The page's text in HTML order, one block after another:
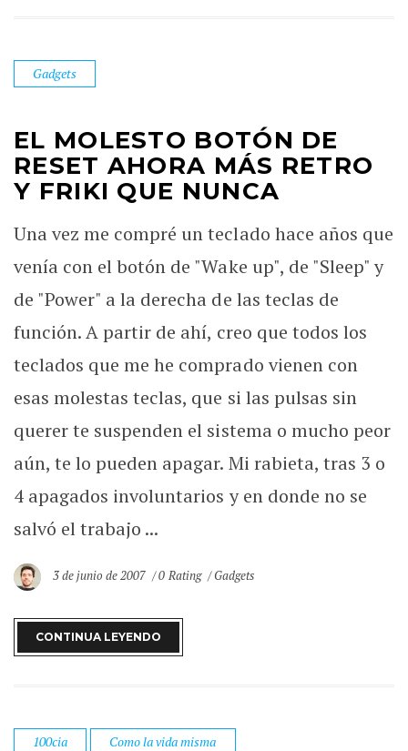
Gadgets
EL MOLESTO BOTÓN DE
RESET AHORA MÁS RETRO
Y FRIKI QUE NUNCA
Una vez me compré un teclado hace años que
venía con el botón de "Wake up", de "Sleep" y
de "Power" a la derecha de las teclas de
función. A partir de ahí, creo que todos los
teclados que me he comprado vienen con
esas molestas teclas, que si las pulsas sin
querer te suspenden el sistema o mucho peor
aún, te lo pueden apagar. Mi rabieta, tras 3 o
4 apagados involuntarios y en donde no se
salvó el trabajo ...
3 de junio de 2007 0 Rating Gadgets
CONTINUA LEYENDO
100cia Como la vida misma